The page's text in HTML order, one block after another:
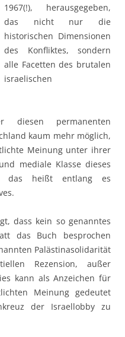
1967(!), herausgegeben,
das nicht nur die
historischen Dimensionen
des Konfliktes, sondern
alle Facetten des brutalen
israelischen
diesen permanenten
kaum mehr möglich,
Meinung unter ihrer
mediale Klasse dieses
das heißt entlang es
dass kein so genanntes
das Buch besprochen
Palästinasolidarität
Rezension, außer
kann als Anzeichen für
Meinung gedeutet
der Israellobby zu